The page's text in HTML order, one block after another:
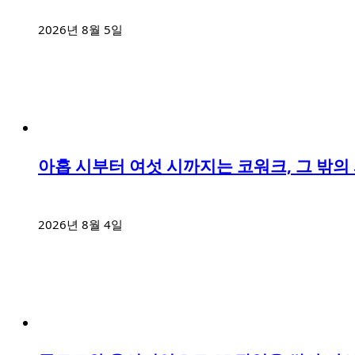
2026년 8월 5일
아홉 시부터 여섯 시까지는 코워크, 그 밖
2026년 8월 4일